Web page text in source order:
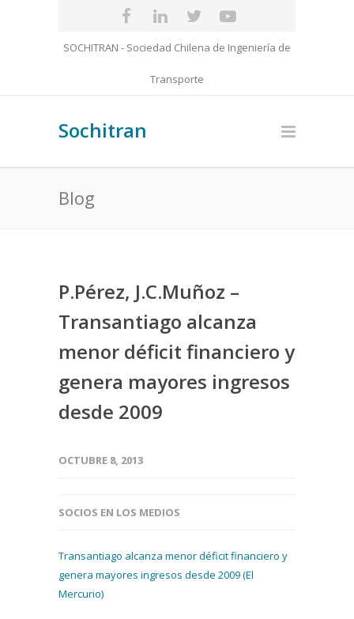
SOCHITRAN - Sociedad Chilena de Ingeniería de
Transporte
Sochitran
Blog
P.Pérez, J.C.Muñoz –
Transantiago alcanza
menor déficit financiero y
genera mayores ingresos
desde 2009
OCTUBRE 8, 2013
SOCIOS EN LOS MEDIOS
Transantiago alcanza menor déficit financiero y
genera mayores ingresos desde 2009 (El
Mercurio)